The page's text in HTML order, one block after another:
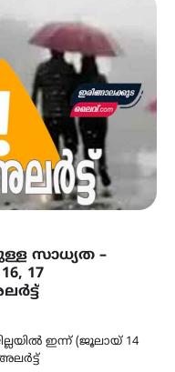
സാധ്യത –
17
ഇന്ന് (ജൂലായ് 14